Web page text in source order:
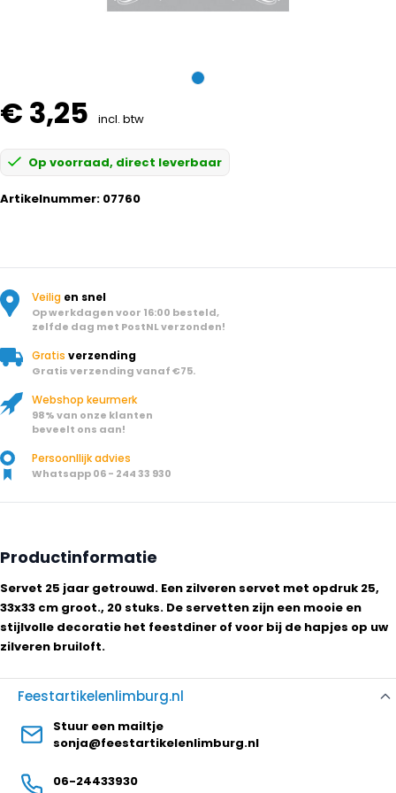
€ 3,25 incl. btw
Op voorraad, direct leverbaar
Artikelnummer: 07760
Veilig en snel
Op werkdagen voor 16:00 besteld,
zelfde dag met PostNL verzonden!
Gratis verzending
Gratis verzending vanaf €75.
Webshop keurmerk
98% van onze klanten
beveelt ons aan!
Persoonllijk advies
Whatsapp 06 - 244 33 930
Productinformatie
Servet 25 jaar getrouwd. Een zilveren servet met opdruk 25,
33x33 cm groot., 20 stuks. De servetten zijn een mooie en
stijlvolle decoratie het feestdiner of voor bij de hapjes op uw
zilveren bruiloft.
Feestartikelenlimburg.nl
Stuur een mailtje
sonja@feestartikelenlimburg.nl
06-24433930